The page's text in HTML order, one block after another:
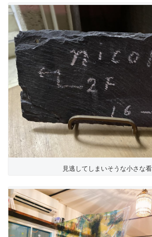
見逃してしまいそうな小さな